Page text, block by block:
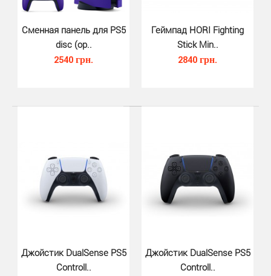
DON ONE - USBC300 - кабель USB C длиной 3 м для
зарядки и передачи данных для геймеров , которы..
Сменная панель для PS5
disc (ор..
2540 грн.
Геймпад HORI Fighting
Stick Min..
2840 грн.
Джойстик DualSense PS5
Controll..
Джойстик DualSense PS5
Controll..